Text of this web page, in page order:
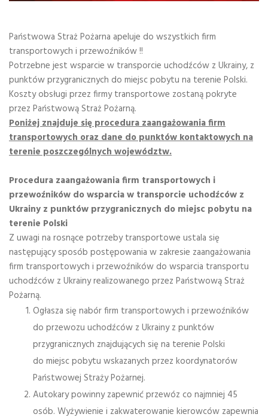
Państwowa Straż Pożarna apeluje do wszystkich firm
transportowych i przewoźników !!
Potrzebne jest wsparcie w transporcie uchodźców z Ukrainy, z
punktów przygranicznych do miejsc pobytu na terenie Polski.
Koszty obsługi przez firmy transportowe zostaną pokryte
przez Państwową Straż Pożarną.
Poniżej znajduje się procedura zaangażowania firm
transportowych oraz dane do punktów kontaktowych na
terenie poszczególnych województw.
Procedura zaangażowania firm transportowych i
przewoźników do wsparcia w transporcie uchodźców z
Ukrainy z punktów przygranicznych do miejsc pobytu na
terenie Polski
Z uwagi na rosnące potrzeby transportowe ustala się
następujący sposób postępowania w zakresie zaangażowania
firm transportowych i przewoźników do wsparcia transportu
uchodźców z Ukrainy realizowanego przez Państwową Straż
Pożarną.
Ogłasza się nabór firm transportowych i przewoźników
do przewozu uchodźców z Ukrainy z punktów
przygranicznych znajdujących się na terenie Polski
do miejsc pobytu wskazanych przez koordynatorów
Państwowej Straży Pożarnej.
Autokary powinny zapewnić przewóz co najmniej 45
osób. Wyżywienie i zakwaterowanie kierowców zapewnia